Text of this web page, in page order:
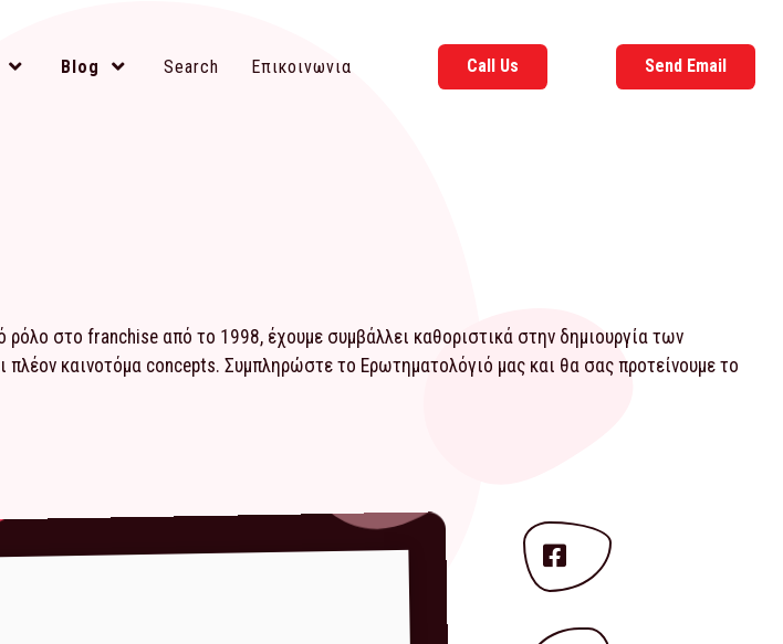
Blog Search Επικοινωνια Call Us Send Email
στο franchise από το 1998, έχουμε συμβάλλει καθοριστικά στην δημιουργία των
πλέον καινοτόμα concepts. Συμπληρώστε το Ερωτηματολόγιό μας και θα σας προτείνουμε το